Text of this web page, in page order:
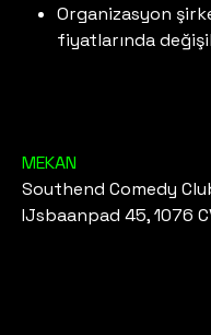
Organizasyon
fiyatlarında
MEKAN
Southend Comedy
IJsbaanpad 45, 1076